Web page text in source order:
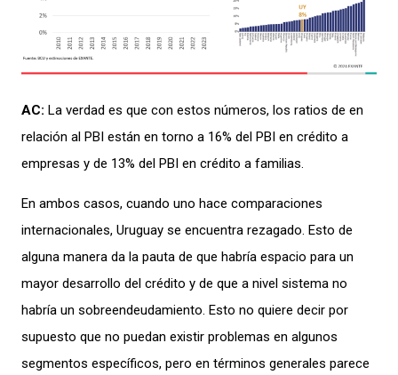
AC: La verdad es que con estos números, los ratios de en
relación al PBI están en torno a 16% del PBI en crédito a
empresas y de 13% del PBI en crédito a familias.
En ambos casos, cuando uno hace comparaciones
internacionales, Uruguay se encuentra rezagado. Esto de
alguna manera da la pauta de que habría espacio para un
mayor desarrollo del crédito y de que a nivel sistema no
habría un sobreendeudamiento. Esto no quiere decir por
supuesto que no puedan existir problemas en algunos
segmentos específicos, pero en términos generales parece